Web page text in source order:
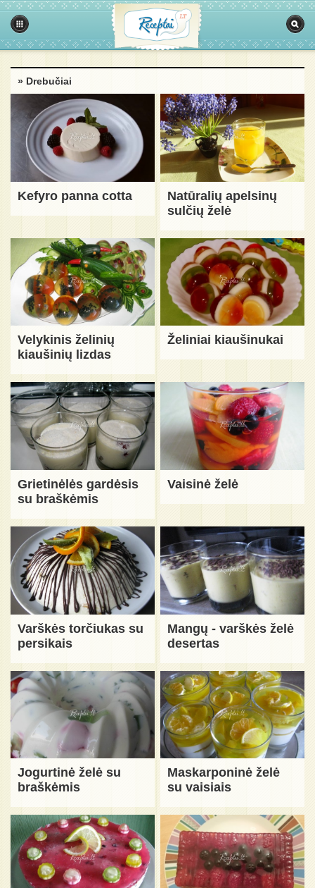
» Drebučiai
Kefyro panna cotta
Natūralių apelsinų
sulčių želė
Velykinis želinių
kiaušinių lizdas
Želiniai kiaušinukai
Grietinėlės gardėsis
su braškėmis
Vaisinė želė
Varškės torčiukas su
persikais
Mangų - varškės želė
desertas
Jogurtinė želė su
braškėmis
Maskarponinė želė
su vaisiais